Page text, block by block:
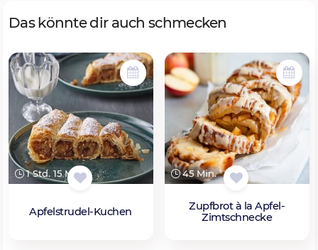
Das könnte dir auch schmecken
1 Std. 15 Min.
Apfelstrudel-Kuchen
45 Min.
Zupfbrot à la Apfel-
Zimtschnecke